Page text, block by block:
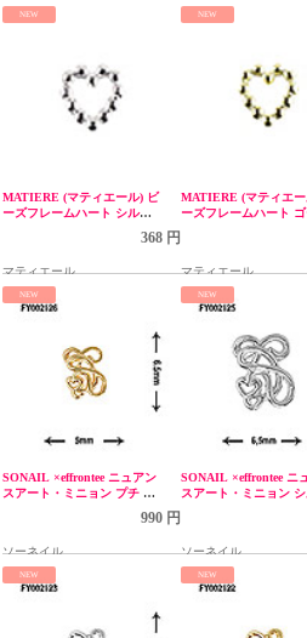
NEW
MATIERE (マティエール) ビ
ーズフレームハート シルバ
368 円
マティエール
NEW
MATIERE (マティエー
ーズフレームハート ゴ
マティエール
NEW
SONAIL ×effrontee ニュアン
スアート・ミニョン プチ ゴ
990 円
ソーネイル
NEW
SONAIL ×effrontee ニ
スアート・ミニョン シ
ソーネイル
NEW NEW